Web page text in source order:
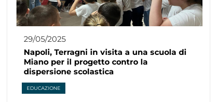
29/05/2025
Napoli, Terragni in visita a una scuola di
Miano per il progetto contro la
dispersione scolastica
EDUCAZIONE